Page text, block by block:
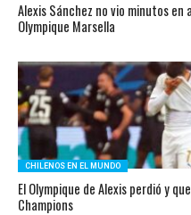
Alexis Sánchez no vio minutos
Olympique Marsella
CHILENOS EN EL MUNDO
El Olympique de Alexis perdió y
Champions